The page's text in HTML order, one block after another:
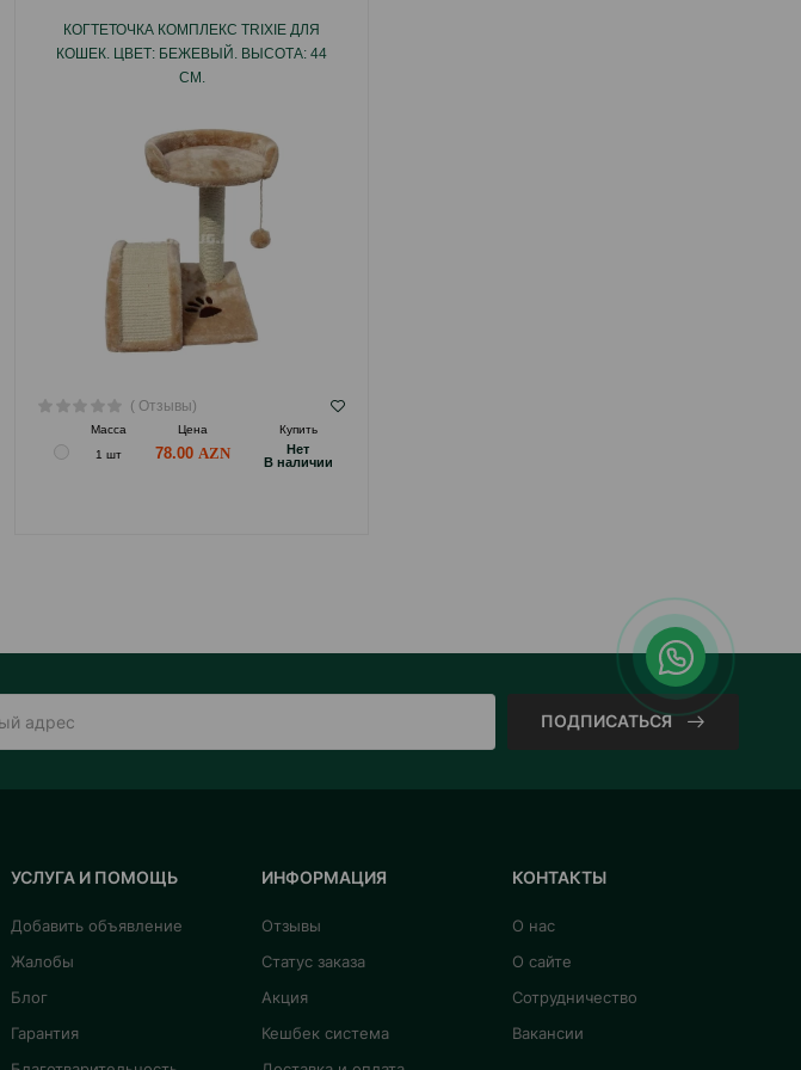
КОГТЕТОЧКА КОМПЛЕКС TRIXIE ДЛЯ
КОШЕК. ЦВЕТ: БЕЖЕВЫЙ. ВЫСОТА: 44
СМ.
( Отзывы)
Масса Цена
Купить
1 шт
78.00
Hет
B наличии
ПОДПИСАТЬСЯ
УСЛУГА И ПОМОЩЬ
Добавить объявление
Жалобы
Блог
Гарантия
ИНФОРМАЦИЯ
Отзывы
Статус заказа
Акция
Кешбек система
КОНТАКТЫ
О нас
О сайте
Сотрудничество
Вакансии